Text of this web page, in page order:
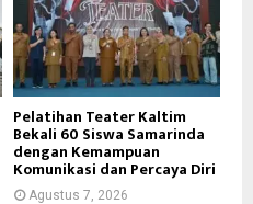
Pelatihan Teater Kaltim
Bekali 60 Siswa Samarinda
dengan Kemampuan
Komunikasi dan Percaya Diri
Agustus 7, 2026